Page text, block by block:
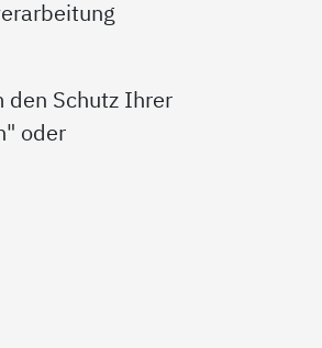
Schutz Ihrer
oder